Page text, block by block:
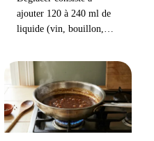
ajouter 120 à 240 ml de
liquide (vin, bouillon,
chaude après saisie pour
dissoudre les sucs
caramélisés — la base de
toute sauce au poêle en
moins de 5 minutes.